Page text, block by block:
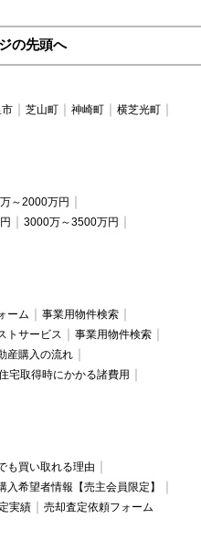
の先頭へ
芝山町 神崎町
横芝光町
～2000万円
3000万～3500万円
ーム
事業用物件検索
トサービス
事業用物件検索
産購入の流れ
宅取得時にかかる諸費用
も買い取れる理由
入希望者情報【売主会員限定】
実績 売却査定依頼フォーム